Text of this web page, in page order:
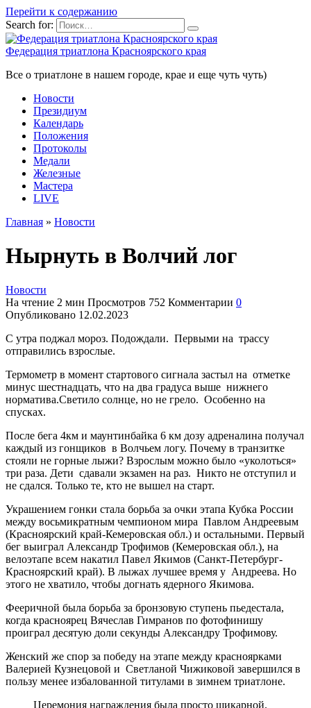
Перейти к содержанию
Search for:
Федерация триатлона Красноярского края
Все о триатлоне в нашем городе, крае и еще чуть чуть)
Новости
Президиум
Календарь
Положения
Протоколы
Медали
Железные
Мастера
LIVE
Главная » Новости
Нырнуть в Волчий лог
Новости
На чтение 2 мин Просмотров 752 Комментарии 0
Опубликовано 12.02.2023
С утра поджал мороз. Подождали. Первыми на трассу
отправились взрослые.
Термометр в момент стартового сигнала застыл на отметке
минус шестнадцать, что на два градуса выше нижнего
норматива.Светило солнце, но не грело. Особенно на
спусках.
После бега 4км и маунтинбайка 6 км дозу адреналина получал
каждый из гонщиков в Волчьем логу. Почему в транзитке
стояли не горные лыжи? Взрослым можно было «уколоться»
три раза. Дети сдавали экзамен на раз. Никто не отступил и
не сдался. Только те, кто не вышел на старт.
Украшением гонки стала борьба за очки этапа Кубка России
между восьмикратным чемпионом мира Павлом Андреевым
(Красноярский край-Кемеровская обл.) и остальными. Первый
бег выиграл Александр Трофимов (Кемеровская обл.), на
велоэтапе всем накатил Павел Якимов (Санкт-Петербург-
Красноярский край). В лыжах лучшее время у Андреева. Но
этого не хватило, чтобы догнать ядерного Якимова.
Фееричной была борьба за бронзовую ступень пьедестала,
когда красноярец Вячеслав Гимранов по фотофинишу
проиграл десятую доли секунды Александру Трофимову.
Женский же спор за победу на этапе между красноярками
Валерией Кузнецовой и Светланой Чижиковой завершился в
пользу менее избалованной титулами в зимнем триатлоне.
Церемония награждения была просто шикарной.